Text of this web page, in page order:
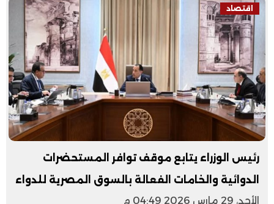
اقتصاد
رئيس الوزراء يتابع موقف توافر المستحضرات
الدوائية والخامات الفعالة بالسوق المصرية للدواء
الأحد، 29 مارس 2026 04:49 م